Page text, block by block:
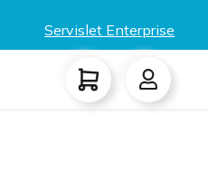
Servislet Enterprise